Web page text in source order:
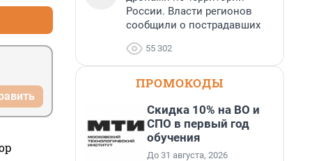
России. Власти регионов
сообщили о пострадавших
55 302
ПРОМОКОДЫ
Скидка 10% на ВО и
СПО в первый год
обучения
До 31 августа, 2026